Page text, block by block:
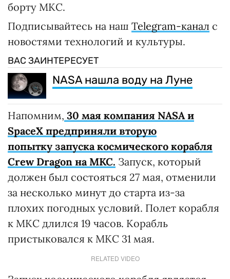
борту МКС.
Подписывайтесь на наш Telegram-канал с
новостями технологий и культуры.
ВАС ЗАИНТЕРЕСУЕТ
NASA нашла воду на Луне
Напомним, 30 мая компания NASA и
SpaceX предприняли вторую
попытку запуска космического корабля
Crew Dragon на МКС. Запуск, который
должен был состояться 27 мая, отменили
за несколько минут до старта из-за
плохих погодных условий. Полет корабля
к МКС длился 19 часов. Корабль
пристыковался к МКС 31 мая.
RELATED VIDEO